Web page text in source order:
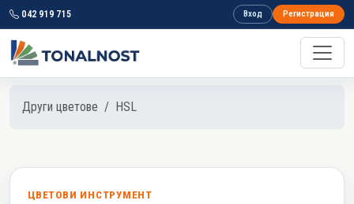
042 919 715 Вход Регистрация
Други цветове HSL
ЦВЕТОВИ ИНСТРУМЕНТ